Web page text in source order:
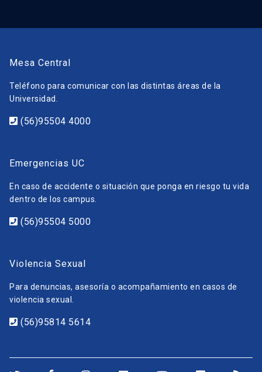
Mesa Central
Teléfono para comunicar con las distintas áreas de la
Universidad.
(56)95504 4000
Emergencias UC
En caso de accidente o situación que ponga en riesgo tu vida
dentro de los campus.
(56)95504 5000
Violencia Sexual
Para denuncias, asesoría o acompañamiento en casos de
violencia sexual.
(56)95814 5614